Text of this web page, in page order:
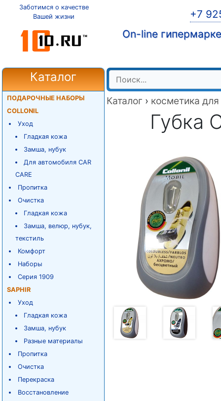
Заботимся о качестве
Вашей жизни
+7
On-line
Каталог
ПОДАРОЧНЫЕ НАБОРЫ
COLLONIL
Уход
Гладкая кожа
Замша, нубук
Для автомобиля CAR
CARE
Пропитка
Очистка
Гладкая кожа
Замша, велюр, нубук,
текстиль
Комфорт
Наборы
Серия 1909
SAPHIR
Уход
Гладкая кожа
Замша, нубук
Разные материалы
Пропитка
Очистка
Перекраска
Восстановление
Каталог › косметика
Губка